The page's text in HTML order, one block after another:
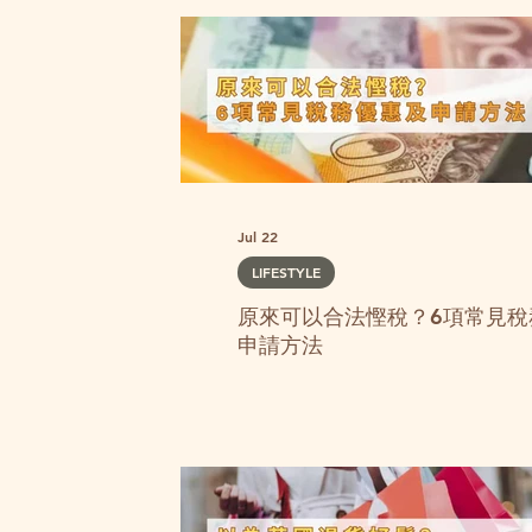
原來可以合法慳稅？6項常見
申請方法
LIFESTYLE
Jul 22